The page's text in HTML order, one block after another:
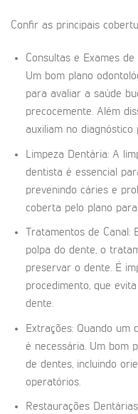
Confir as principais
Consultas e Exames
Um bom plano
para avaliar a saúde
precocemente. Além
auxiliam no diagnóstico
Limpeza Dentária: A
dentista é essencial
prevenindo cáries e
coberta pelo plano
Tratamentos de
polpa do dente, o
preservar o dente. É
procedimento, que
dente.
Extrações: Quando um
é necessária. Um bom
de dentes, incluindo
operatórios.
Restaurações